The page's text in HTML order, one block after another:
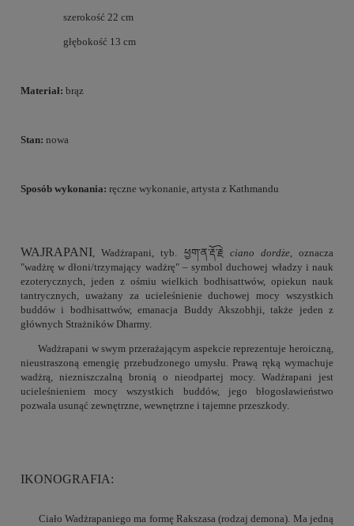
szerokość 22 cm
głębokość 13 cm
Materiał: brąz
Stan: nowa
Sposób wykonania: ręczne wykonanie, artysta z Kathmandu
WAJRAPANI, Wadżrapani, tyb. ཕྱག་ན་རྡོ་རྗེ ciano dordże, oznacza
"wadżrę w dłoni/trzymający wadżrę" – symbol duchowej władzy i nauk
ezoterycznych, jeden z ośmiu wielkich bodhisattwów, opiekun nauk
tantrycznych, uważany za ucieleśnienie duchowej mocy wszystkich
buddów i bodhisattwów, emanacja Buddy Akszobhji, także jeden z
głównych Strażników Dharmy.
Wadżrapani w swym przerażającym aspekcie reprezentuje heroiczną,
nieustraszoną emengię przebudzonego umysłu. Prawą ręką wymachuje
wadżrą, niezniszczalną bronią o nieodpartej mocy. Wadżrapani jest
ucieleśnieniem mocy wszystkich buddów, jego błogosławieństwo
pozwala usunąć zewnętrzne, wewnętrzne i tajemne przeszkody.
IKONOGRAFIA:
Ciało Wadżrapaniego ma formę Rakszasa (rodzaj demona). Ma jedną